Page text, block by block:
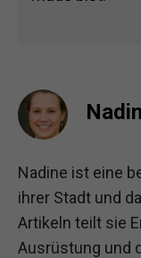
Nadine ist eine
ihrer Stadt und
Artikeln teilt sie
Ausrüstung und